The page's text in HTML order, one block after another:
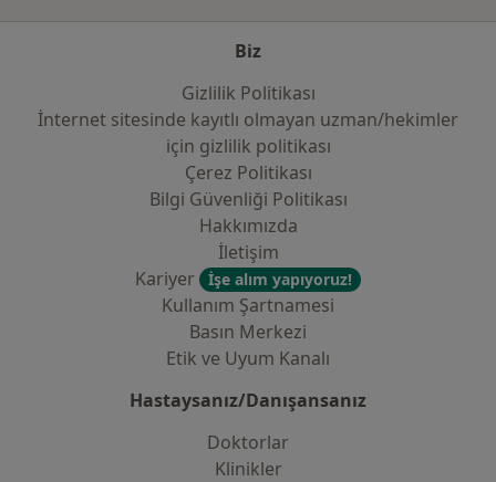
Biz
Gizlilik Politikası
İnternet sitesinde kayıtlı olmayan uzman/hekimler
i̇çin gizlilik politikası
Çerez Politikası
Bilgi Güvenliği Politikası
Hakkımızda
İletişim
Kariyer
İşe alım yapıyoruz!
Kullanım Şartnamesi
Basın Merkezi
Etik ve Uyum Kanalı
Hastaysanız/Danışansanız
Doktorlar
Klinikler